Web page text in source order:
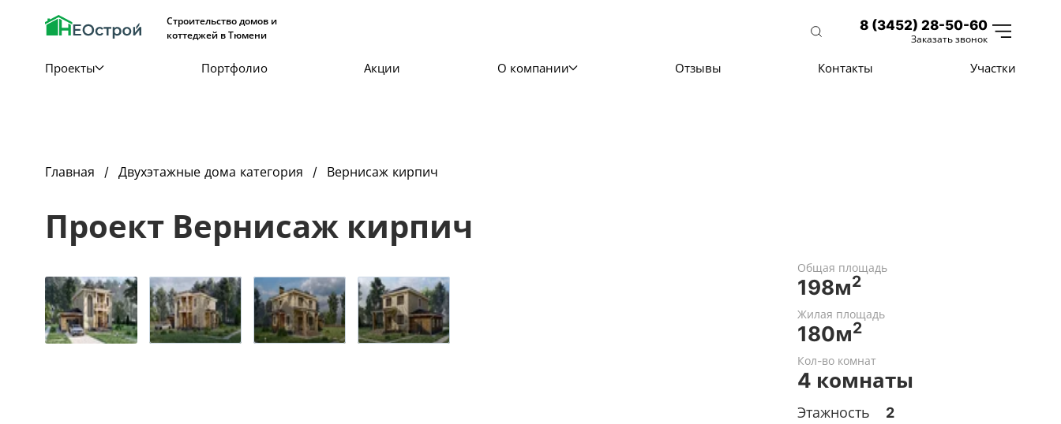
Строительство домов и
коттеджей в Тюмени
8 (3452) 28-50-60
Заказать звонок
Проекты Портфолио Акции О компании Отзывы Контакты Участки
Главная Двухэтажные дома категория Вернисаж кирпич
Проект Вернисаж кирпич
Общая площадь
198м2
Жилая площадь
180м2
Кол-во комнат
4 комнаты
Этажность
2